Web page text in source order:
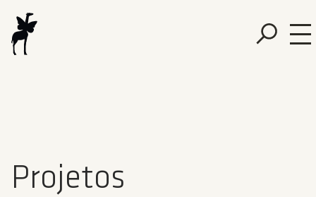
Projetos